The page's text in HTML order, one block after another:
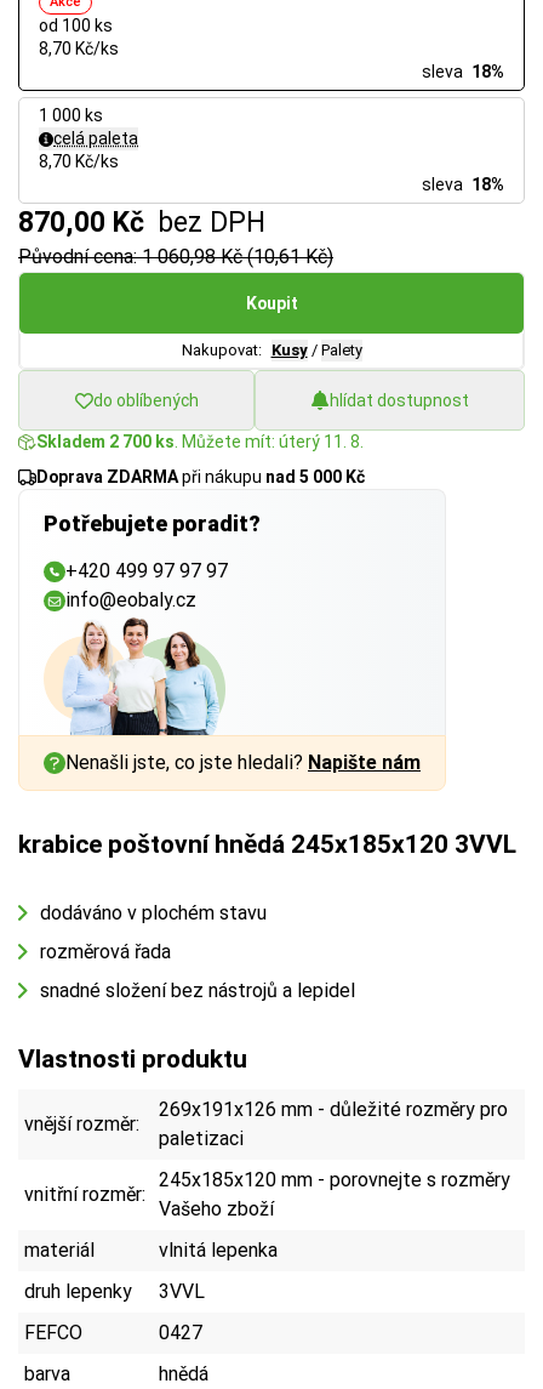
od 100 ks
8,70 Kč/ks
sleva 18%
1 000 ks
celá paleta
8,70 Kč/ks
sleva 18%
870,00 Kč bez DPH
Původní cena: 1 060,98 Kč (10,61 Kč)
Koupit
Nakupovat: Kusy / Palety
do oblíbených hlídat dostupnost
Skladem 2 700 ks . Můžete mít: úterý 11. 8.
Doprava ZDARMApři nákupu nad 5 000 Kč
Potřebujete poradit?
+420 499 97 97 97
info@eobaly.cz
Nenašli jste, co jste hledali? Napište nám
krabice poštovní hnědá 245x185x120 3VVL
dodáváno v plochém stavu
rozměrová řada
snadné složení bez nástrojů a lepidel
Vlastnosti produktu
vnější rozměr:
269x191x126 mm - důležité rozměry pro
paletizaci
vnitřní rozměr:
245x185x120 mm - porovnejte s rozměry
Vašeho zboží
materiál
vlnitá lepenka
druh lepenky
3VVL
FEFCO
0427
barva
hnědá